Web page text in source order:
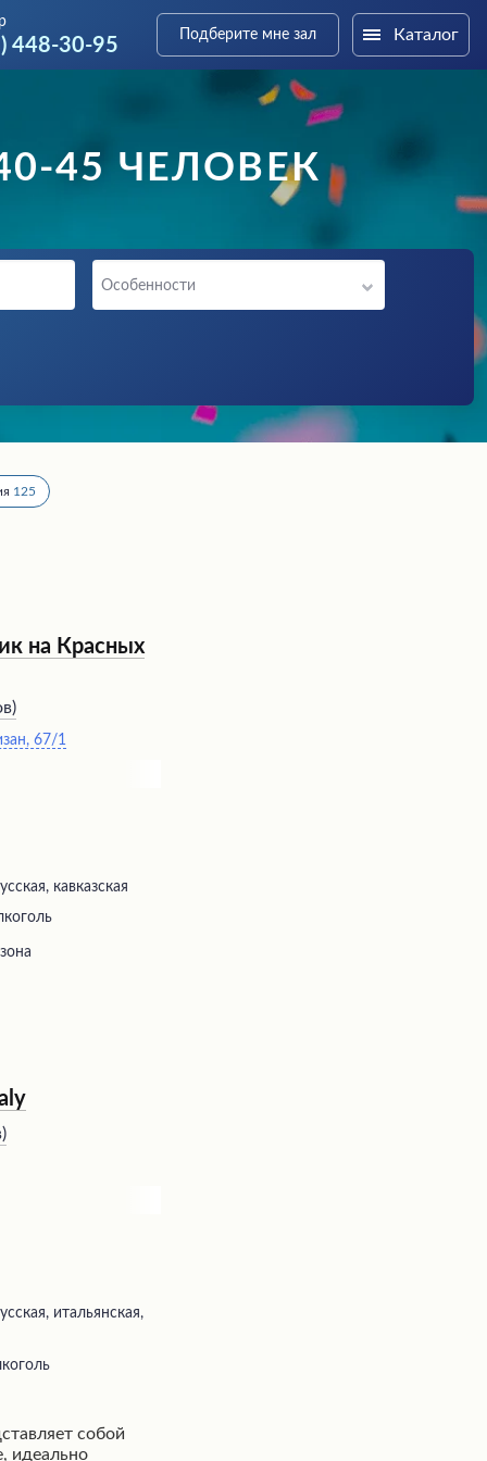
448-30-95 Подберите мне зал Каталог
45 ЧЕЛОВЕК
Особенности
125
на Красных
)
67/1
кавказская
)
итальянская,
собой
идеально